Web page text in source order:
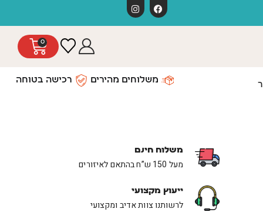
0
משלוחים מהירים רכישה בטוחה
משלוח חינם
מעל 150 ש”ח בהתאם לאיזורים
ייעוץ מקצועי
לרשותנו צוות אדיב ומקצועי